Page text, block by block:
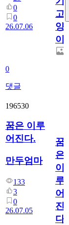
0
0
26.07.06
0
댓글
고
양
이
196530
꿈은 이루
어진다.
만두엄마
133
3
0
26.07.05
꿈
은
이
루
어
진
다.